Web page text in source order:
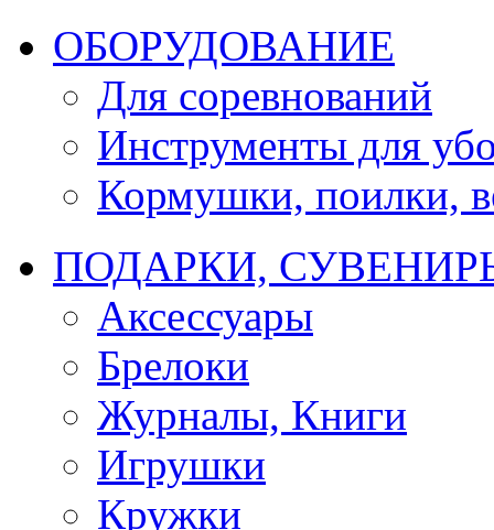
ОБОРУДОВАНИЕ
Для соревнований
Инструменты для
Кормушки, поилки,
ПОДАРКИ,
Аксессуары
Брелоки
Журналы, Книги
Игрушки
Кружки